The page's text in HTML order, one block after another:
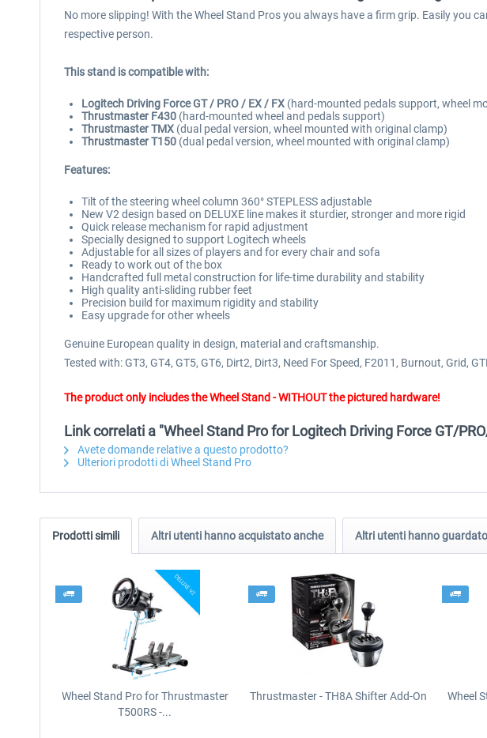
No more slipping! With the Wheel Stand Pros you always have a firm grip. Easily
respective person.
This stand is compatible with:
Logitech Driving Force GT / PRO / EX / FX (hard-mounted pedals support, wheel
Thrustmaster F430 (hard-mounted wheel and pedals support)
Thrustmaster TMX (dual pedal version, wheel mounted with original clamp)
Thrustmaster T150 (dual pedal version, wheel mounted with original clamp)
Features:
Tilt of the steering wheel column 360° STEPLESS adjustable
New V2 design based on DELUXE line makes it sturdier, stronger and more rigid
Quick release mechanism for rapid adjustment
Specially designed to support Logitech wheels
Adjustable for all sizes of players and for every chair and sofa
Ready to work out of the box
Handcrafted full metal construction for life-time durability and stability
High quality anti-sliding rubber feet
Precision build for maximum rigidity and stability
Easy upgrade for other wheels
Genuine European quality in design, material and craftsmanship.
Tested with: GT3, GT4, GT5, GT6, Dirt2, Dirt3, Need For Speed, F2011, Burnout, Grid,
The product only includes the Wheel Stand - WITHOUT the pictured hardware!
Link correlati a "Wheel Stand Pro for Logitech Driving Force GT/
Avete domande relative a questo prodotto?
Ulteriori prodotti di Wheel Stand Pro
Prodotti simili Altri utenti hanno acquistato anche Altri utenti hanno
Wheel Stand Pro for Thrustmaster
T500RS -...
Thrustmaster - TH8A Shifter Add-On
Wheel